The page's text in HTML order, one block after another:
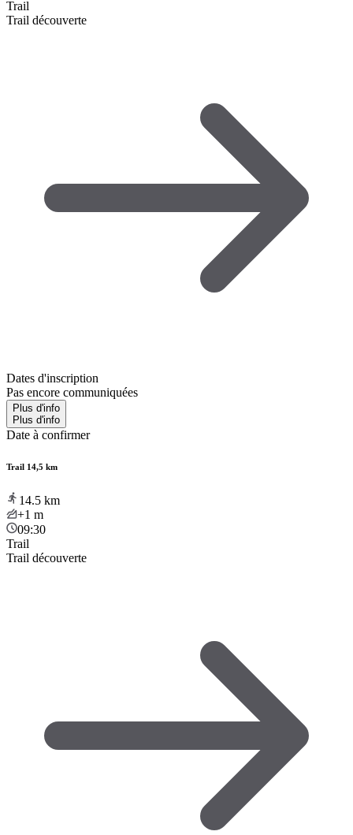
Trail
Trail découverte
Dates d'inscription
Pas encore communiquées
Plus d'info
Plus d'info
Date à confirmer
Trail 14,5 km
14.5 km
+1 m
09:30
Trail
Trail découverte